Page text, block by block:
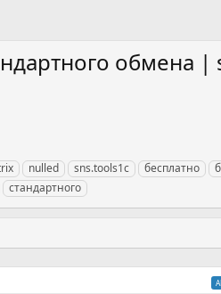
обмена |
nulled sns.tools1c бесплатно
стандартного